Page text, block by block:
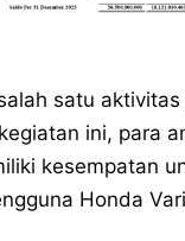
satu
ini, para
kesempatan
Honda